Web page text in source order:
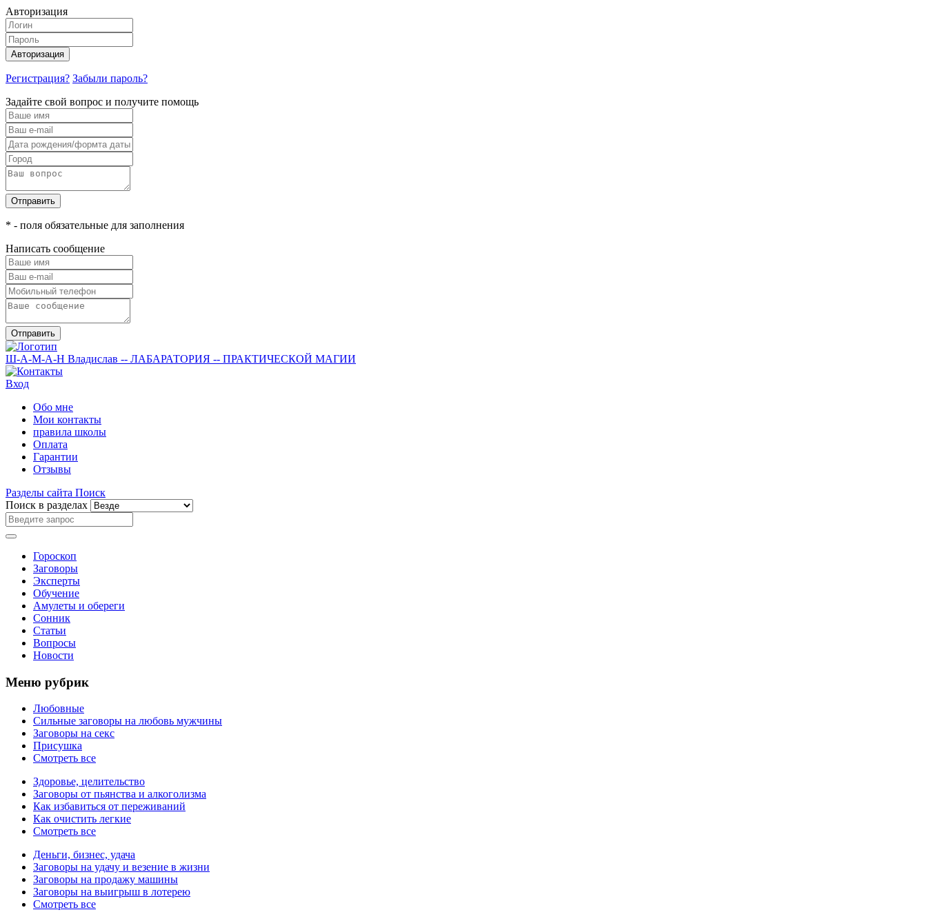
Авторизация
Авторизация
Регистрация? Забыли пароль?
Задайте свой вопрос и получите помощь
Отправить
* - поля обязательные для заполнения
Написать сообщение
Отправить
Ш-А-М-А-Н Владислав -- ЛАБАРАТОРИЯ -- ПРАКТИЧЕСКОЙ МАГИИ
Вход
Обо мне
Мои контакты
правила школы
Оплата
Гарантии
Отзывы
Разделы сайта Поиск
Поиск в разделах
Гороскоп
Заговоры
Эксперты
Обучение
Амулеты и обереги
Сонник
Статьи
Вопросы
Новости
Меню рубрик
Любовные
Сильные заговоры на любовь мужчины
Заговоры на секс
Присушка
Смотреть все
Здоровье, целительство
Заговоры от пьянства и алкоголизма
Как избавиться от переживаний
Как очистить легкие
Смотреть все
Деньги, бизнес, удача
Заговоры на удачу и везение в жизни
Заговоры на продажу машины
Заговоры на выигрыш в лотерею
Смотреть все